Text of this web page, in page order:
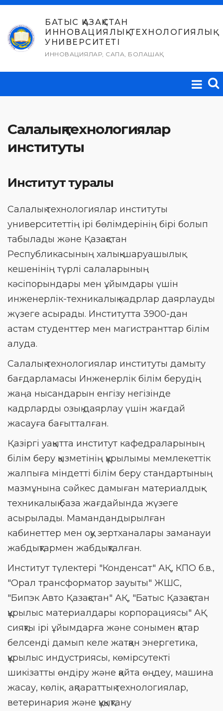
Skip
content
БАТЫС ҚАЗАҚСТАН
ИННОВАЦИЯЛЫҚ-ТЕХНОЛОГИЯЛЫҚ
УНИВЕРСИТЕТІ
ИННОВАЦИЯЛАР, САПА, БОЛАШАҚ
Салалық технологиялар
институты
Институт туралы
Салалық технологиялар институты
университеттің ірі бөлімдерінің бірі болып
табылады және Қазақстан
Республикасының халық-шаруашылық
кешенінің түрлі салаларының
кәсіпорындары мен ұйымдары үшін
инженерлік-техникалық кадрлар даярлауды
жүзеге асырады. Институтта 3900-дан
астам студенттер мен магистранттар білім
алуда.
Салалық технологиялар институты дамыту
бағдарламасы Инженерлік білім берудің
жаңа нысандарын енгізу негізінде
кадрларды озық даярлау үшін жағдай
жасауға бағытталған.
Қазіргі уақытта институт кафедраларының
білім беру қызметінің құрылымы мемлекеттік
жалпыға міндетті білім беру стандартының
мазмұнына сәйкес дамыған материалдық-
техникалық база жағдайында жүзеге
асырылады. Мамандандырылған
кабинеттер мен оқу зертханалары заманауи
жабдықтармен жабдықталған.
Институт түлектері "Конденсат" АҚ, КПО б.в.,
"Орал трансформатор зауыты" ЖШС,
"Бипэк Авто Қазақстан" АҚ, "Батыс Қазақстан
құрылыс материалдары корпорациясы" АҚ
сияқты ірі ұйымдарға және сонымен қатар
белсенді дамып келе жатқан энергетика,
құрылыс индустриясы, көмірсутекті
шикізатты өндіру және қайта өңдеу, машина
жасау, көлік, ақпараттық технологиялар,
ветеринария және құқықтану